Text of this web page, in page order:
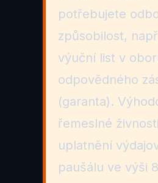
potřebujete
způsobilost,
výuční list v
odpovědného
(garanta).
řemeslné
uplatnění
paušálu ve výši